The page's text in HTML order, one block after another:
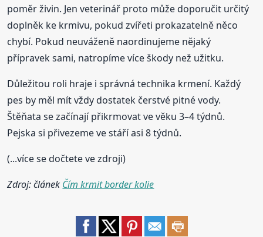
poměr živin. Jen veterinář proto může doporučit určitý
doplněk ke krmivu, pokud zvířeti prokazatelně něco
chybí. Pokud neuváženě naordinujeme nějaký
přípravek sami, natropíme více škody než užitku.
Důležitou roli hraje i správná technika krmení. Každý
pes by měl mít vždy dostatek čerstvé pitné vody.
Štěňata se začínají přikrmovat ve věku 3–4 týdnů.
Pejska si přivezeme ve stáří asi 8 týdnů.
(...více se dočtete ve zdroji)
Zdroj: článek Čím krmit border kolie